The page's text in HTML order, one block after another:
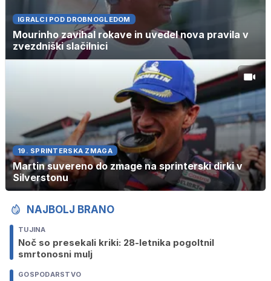
IGRALCI POD DROBNOGLEDOM
Mourinho zavihal rokave in uvedel nova pravila v
zvezdniški slačilnici
19. SPRINTERSKA ZMAGA
Martin suvereno do zmage na sprinterski dirki v
Silverstonu
NAJBOLJ BRANO
TUJINA
Noč so presekali kriki: 28-letnika pogoltnil
smrtonosni mulj
GOSPODARSTVO